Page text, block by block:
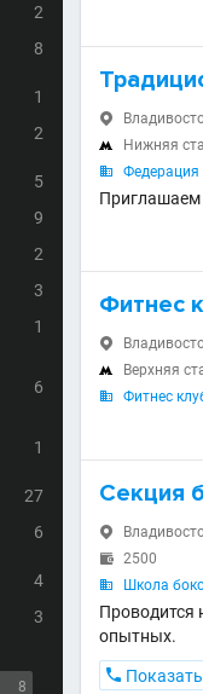
2
8
1
2
5
9
2
3
1
6
1
27
6
4
3
8

 Нижняя
 Федерация
Фитнес

 Верхняя

Фитнес
Секция

 2500
 Школа
Проводится
опытных.
